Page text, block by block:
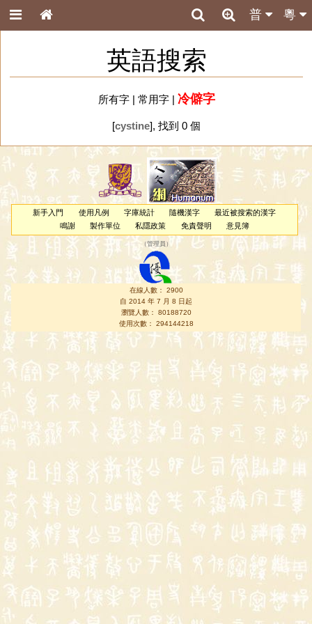
粵
普
英語搜索
所有字| 常用字| 冷僻字
[cystine], 找到 0 個
新手入門 使用凡例 字庫統計 隨機漢字
最近被搜索的漢字
鳴謝
製作單位 私隱政策 免責聲明 意見簿
（管理員 ）
在線人數： 2900
自 2014 年 7 月 8 日起
瀏覽人數： 80188720
使用次數： 294144218